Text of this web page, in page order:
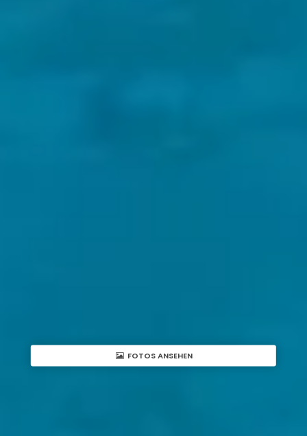
FOTOS ANSEHEN